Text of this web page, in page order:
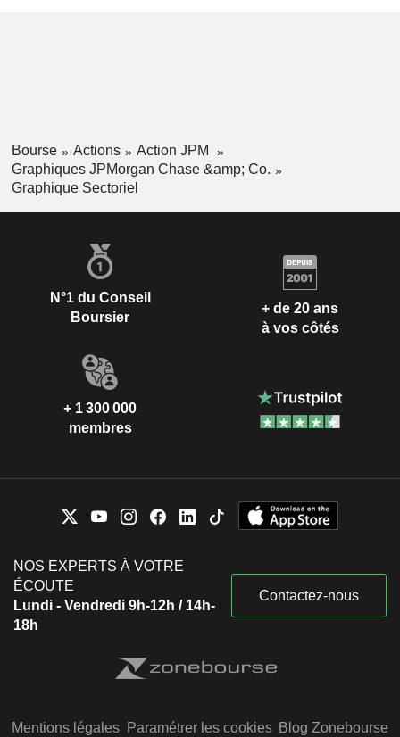
Bourse Actions
Action JPM
Graphiques JPMorgan Chase &amp; Co.
Graphique Sectoriel
N°1 du Conseil
Boursier
+ de 20 ans
à vos côtés
+ 1 300 000
membres
NOS EXPERTS À VOTRE
ÉCOUTE
Lundi - Vendredi 9h-12h / 14h-
18h
Contactez-nous
Mentions légales Paramétrer les cookies Blog Zonebourse